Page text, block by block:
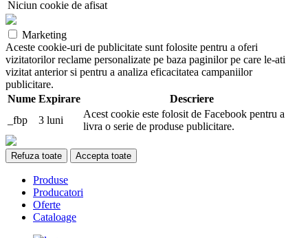
Niciun cookie de afisat
Marketing
Aceste cookie-uri de publicitate sunt folosite pentru a oferi
vizitatorilor reclame personalizate pe baza paginilor pe care le-ati
vizitat anterior si pentru a analiza eficacitatea campaniilor
publicitare.
Nume Expirare
Descriere
_fbp
3 luni
Acest cookie este folosit de Facebook pentru a
livra o serie de produse publicitare.
Refuza toate Accepta toate
Produse
Producatori
Oferte
Cataloage